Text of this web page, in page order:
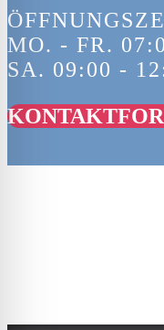
MO. - FR.
SA. 09:00 -